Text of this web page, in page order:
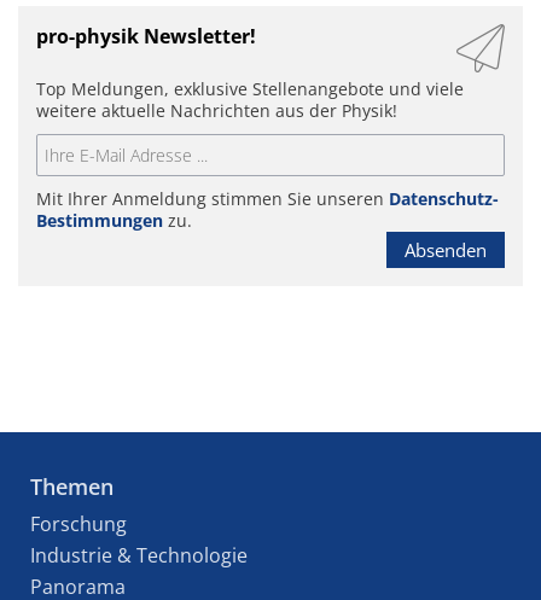
pro-physik Newsletter!
Top Meldungen, exklusive Stellenangebote und viele
weitere aktuelle Nachrichten aus der Physik!
Mit Ihrer Anmeldung stimmen Sie unseren Datenschutz-
Bestimmungen zu.
Absenden
Themen
Forschung
Industrie & Technologie
Panorama